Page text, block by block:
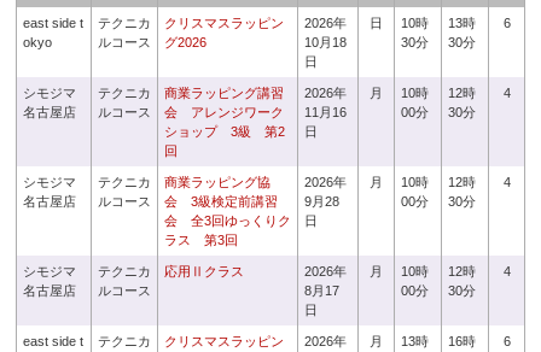
east side t
okyo
テクニカ
ルコース
クリスマスラッピン
グ2026
2026年
10月18
日
日
10時
30分
13時
30分
6
シモジマ
名古屋店
テクニカ
ルコース
商業ラッピング講習
会 アレンジワーク
ショップ 3級 第2
回
2026年
11月16
日
月
10時
00分
12時
30分
4
シモジマ
名古屋店
テクニカ
ルコース
商業ラッピング協
会 3級検定前講習
会 全3回ゆっくりク
ラス 第3回
2026年
9月28
日
月
10時
00分
12時
30分
4
シモジマ
名古屋店
テクニカ
ルコース
応用Ⅱクラス
2026年
8月17
日
月
10時
00分
12時
30分
4
east side t
テクニカ
クリスマスラッピン
2026年
月
13時
16時
6